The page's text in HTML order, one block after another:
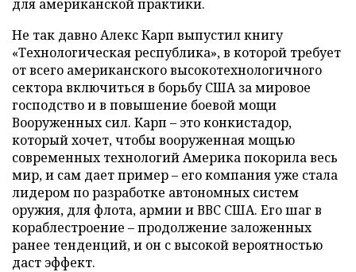
для американской практики.
Не так давно Алекс Карп выпустил книгу
«Технологическая республика», в которой требует
от всего американского высокотехнологичного
сектора включиться в борьбу США за мировое
господство и в повышение боевой мощи
Вооруженных сил. Карп – это конкистадор,
который хочет, чтобы вооруженная мощью
современных технологий Америка покорила весь
мир, и сам дает пример – его компания уже стала
лидером по разработке автономных систем
оружия, для флота, армии и ВВС США. Его шаг в
кораблестроение – продолжение заложенных
ранее тенденций, и он с высокой вероятностью
даст эффект.